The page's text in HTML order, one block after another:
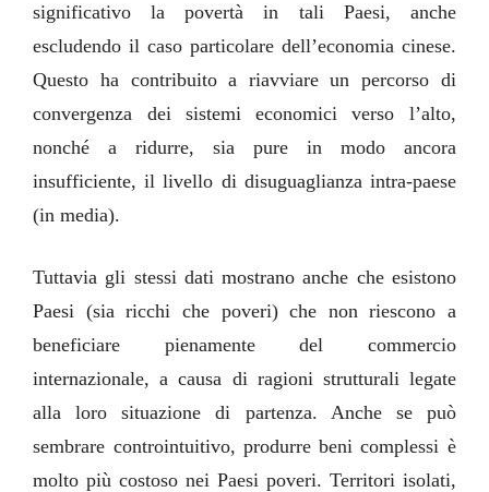
significativo la povertà in tali Paesi, anche
escludendo il caso particolare dell’economia cinese.
Questo ha contribuito a riavviare un percorso di
convergenza dei sistemi economici verso l’alto,
nonché a ridurre, sia pure in modo ancora
insufficiente, il livello di disuguaglianza intra-paese
(in media).
Tuttavia gli stessi dati mostrano anche che esistono
Paesi (sia ricchi che poveri) che non riescono a
beneficiare pienamente del commercio
internazionale, a causa di ragioni strutturali legate
alla loro situazione di partenza. Anche se può
sembrare controintuitivo, produrre beni complessi è
molto più costoso nei Paesi poveri. Territori isolati,